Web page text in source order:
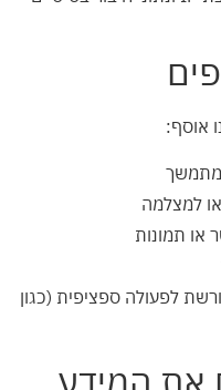
אוסף:
למצלמה
או תמונות
לפעולה ספציפית (כגון